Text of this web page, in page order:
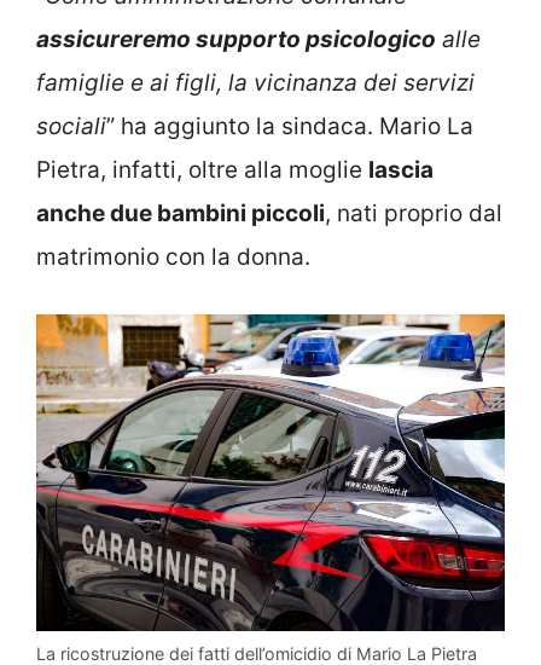
assicureremo supporto psicologico alle
famiglie e ai figli, la vicinanza dei servizi
sociali” ha aggiunto la sindaca. Mario La
Pietra, infatti, oltre alla moglie lascia
anche due bambini piccoli, nati proprio dal
matrimonio con la donna.
La ricostruzione dei fatti dell’omicidio di Mario La Pietra